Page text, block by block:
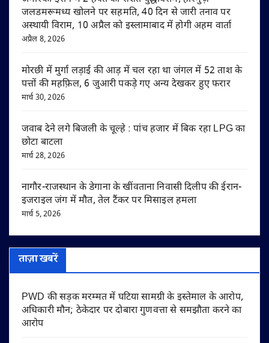
जलडमरूमध्य खोलने पर सहमति, 40 दिन से जारी तनाव पर
अस्थायी विराम, 10 अप्रैल को इस्लामाबाद में होगी अहम वार्ता
अप्रैल 8, 2026
मोरछी में मुर्गा लड़ाई की आड़ में चल रहा था जंगल में 52 ताश के
पत्तों की महफ़िल, 6 जुआरी पकड़े गए अन्य देखकर हुए फरार
मार्च 30, 2026
जवाब देने लगे बिजली के चूल्हे : पांच हजार में बिक रहा LPG का
छोटा बाटला
मार्च 28, 2026
नागौर-राजस्थान के डेगाना के खींवताना निवासी दिलीप की ईरान-
इजराइल जंग में मौत, तेल टैंकर पर मिसाइल हमला
मार्च 5, 2026
ताज़ा खबरें
PWD की सड़क मरम्मत में घटिया सामग्री के इस्तेमाल के आरोप,
अधिकारी मौन; ठेकेदार पर दोबारा गुणवत्ता से समझौता करने का
आरोप